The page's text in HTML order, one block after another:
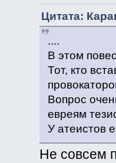
Цитата:
....
В этом
Тот, кто
Вопрос
евреям
У атеистов
Не совсем